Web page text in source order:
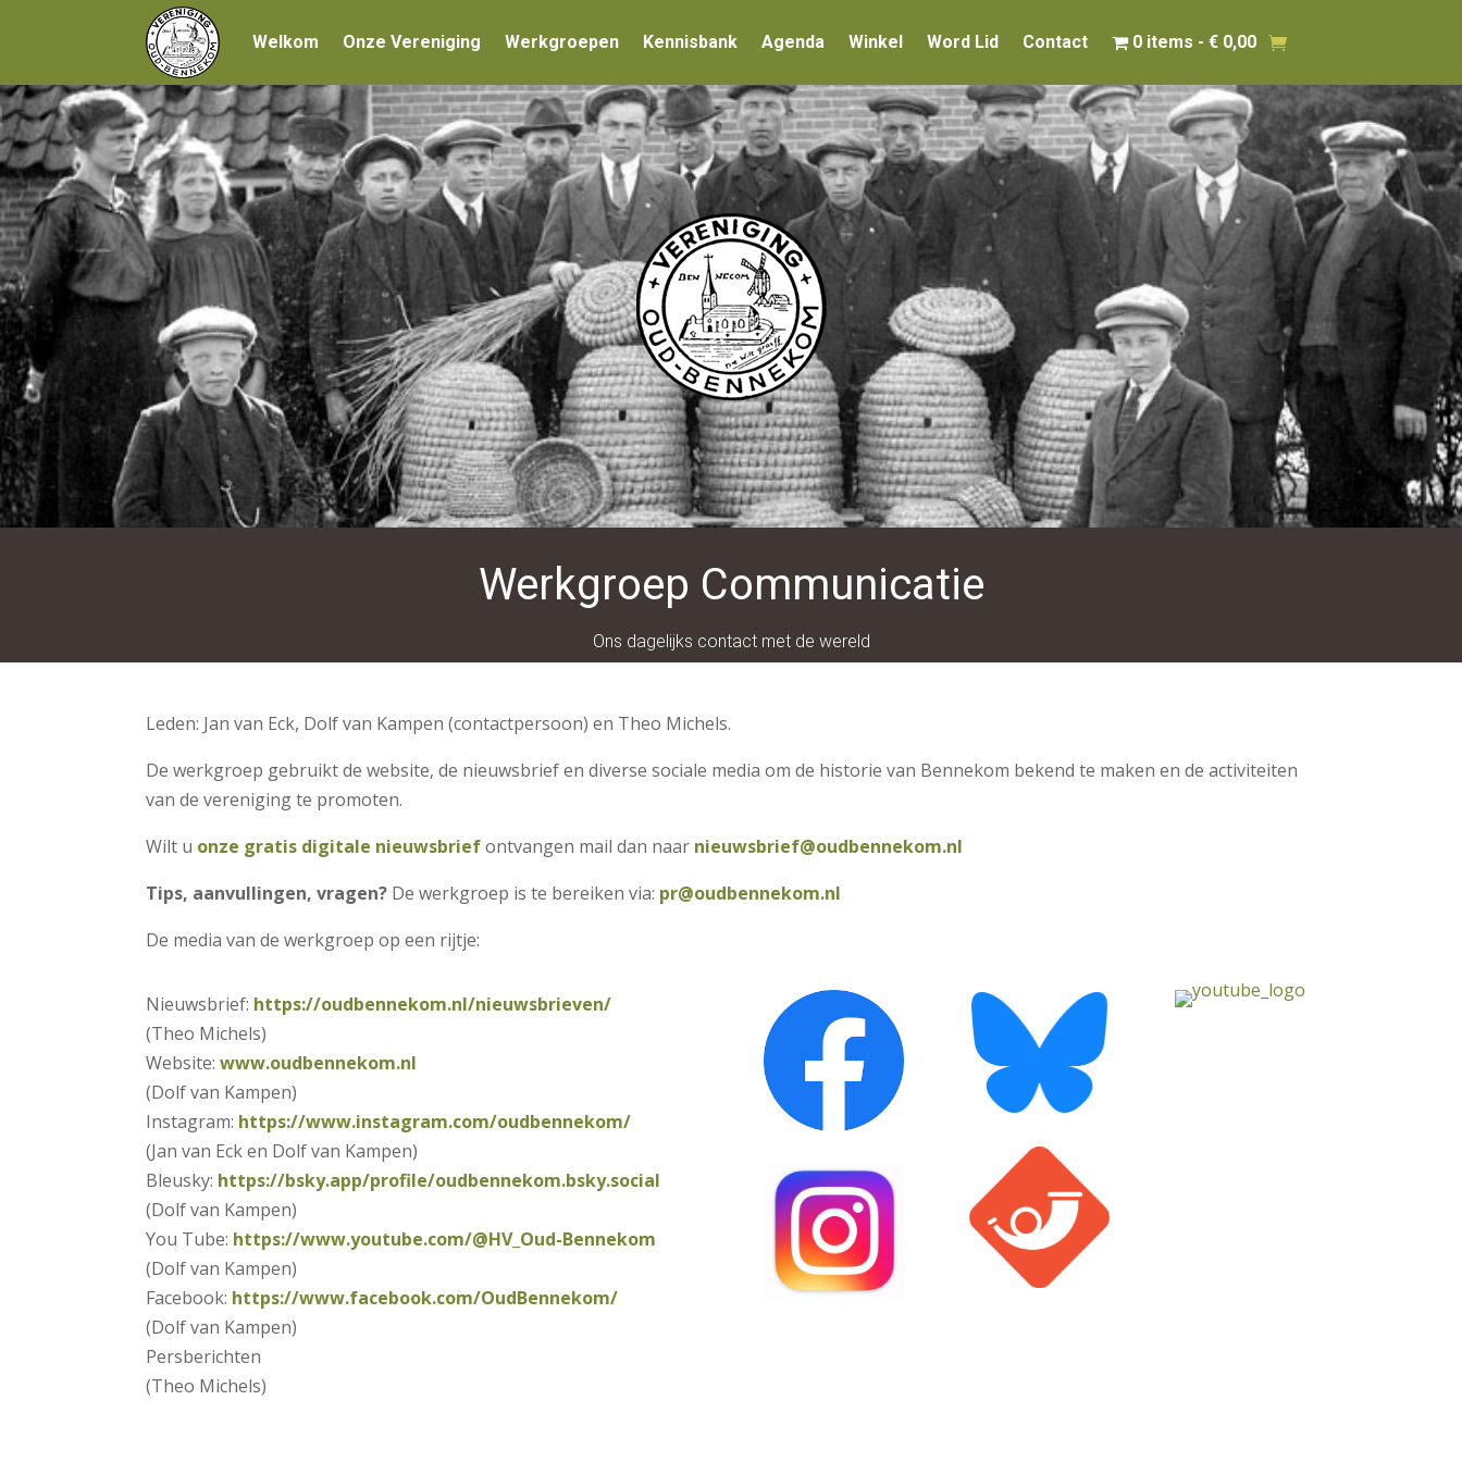
Welkom Onze Vereniging Werkgroepen Kennisbank Agenda Winkel Word Lid Contact 0 items € 0,00
Werkgroep Communicatie
Ons dagelijks contact met de wereld
Leden: Jan van Eck, Dolf van Kampen (contactpersoon) en Theo Michels.
De werkgroep gebruikt de website, de nieuwsbrief en diverse sociale media om de historie van Bennekom bekend te maken en de activiteiten
van de vereniging te promoten.
Wilt u onze gratis digitale nieuwsbriefontvangen mail dan naar nieuwsbrief@oudbennekom.nl
Tips, aanvullingen, vragen? De werkgroep is te bereiken via: pr@oudbennekom.nl
De media van de werkgroep op een rijtje:
Nieuwsbrief: https://oudbennekom.nl/nieuwsbrieven/
(Theo Michels)
Website:www.oudbennekom.nl
(Dolf van Kampen)
Instagram: https://www.instagram.com/oudbennekom/
(Jan van Eck en Dolf van Kampen)
Bleusky: https://bsky.app/profile/oudbennekom.bsky.social
(Dolf van Kampen)
You Tube: https://www.youtube.com/@HV_Oud-Bennekom
(Dolf van Kampen)
Facebook: https://www.facebook.com/OudBennekom/
(Dolf van Kampen)
Persberichten
(Theo Michels)